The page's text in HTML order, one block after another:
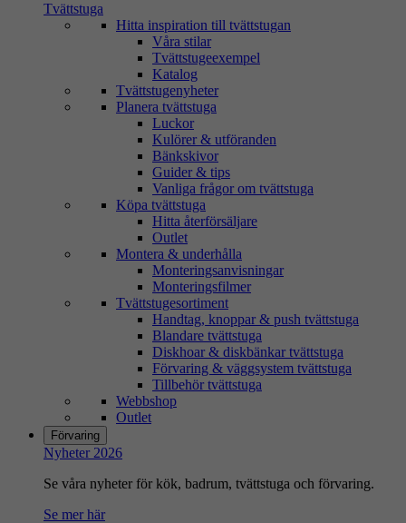
Tvättstuga
Hitta inspiration till tvättstugan
Våra stilar
Tvättstugeexempel
Katalog
Tvättstugenyheter
Planera tvättstuga
Luckor
Kulörer & utföranden
Bänkskivor
Guider & tips
Vanliga frågor om tvättstuga
Köpa tvättstuga
Hitta återförsäljare
Outlet
Montera & underhålla
Monteringsanvisningar
Monteringsfilmer
Tvättstugesortiment
Handtag, knoppar & push tvättstuga
Blandare tvättstuga
Diskhoar & diskbänkar tvättstuga
Förvaring & väggsystem tvättstuga
Tillbehör tvättstuga
Webbshop
Outlet
Förvaring
Nyheter 2026
Se våra nyheter för kök, badrum, tvättstuga och förvaring.
Se mer här